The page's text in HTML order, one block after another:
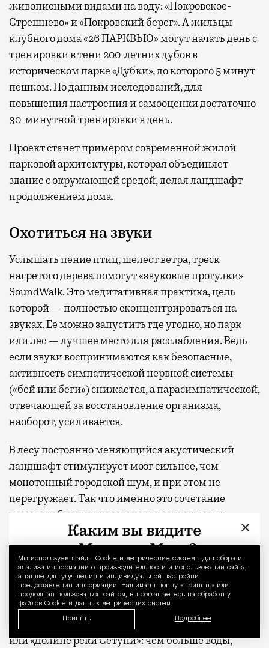
Уведомление
Мы используем файлы Сookie и метрические системы для сбора и
анализа информации о производительности и использовании сайта,
а также для улучшения и индивидуальной настройки
предоставления информации. Нажимая кнопку «Принять» или
продолжая пользоваться сайтом, вы соглашаетесь на обработку
файлов Cookie и данных метрических систем.
Принять Подробнее
живописными видами на воду: «Покровское-
Стрешнево» и «Покровский берег». А жильцы
клубного дома «26 ПАРКВЬЮ» могут начать день с
тренировки в тени 200-летних дубов в
историческом парке «Дубки», до которого 5 минут
пешком. По данным исследований, для
повышения настроения и самооценки достаточно
30-минутной тренировки в день.
Проект станет примером современной жилой
парковой архитектуры, которая объединяет
здание с окружающей средой, делая ландшафт
продолжением дома.
Охотиться на звуки
Услышать пение птиц, шелест ветра, треск
нагретого дерева помогут «звуковые прогулки»
SoundWalk. Это медитативная практика, цель
которой — полностью сконцентрироваться на
звуках. Ее можно запустить где угодно, но парк
или лес — лучшее место для расслабления. Ведь
если звуки воспринимаются как безопасные,
активность симпатической нервной системы
(«бей или беги») снижается, а парасимпатической,
отвечающей за восстановление организма,
наоборот, усиливается.
В лесу постоянно меняющийся акустический
ландшафт стимулирует мозг сильнее, чем
монотонный городской шум, и при этом не
перегружает. Так что именно это сочетание
помогает быстрее восстанавливаться после
умственного напряжения.
Для тренировки активного слушания по очереди
выбирайте один звук — птиц, воду, листву — и
удерживайте внимание на нем несколько минут.
Пробовать можно в «Покровском-Стрешнево»,
Тимирязевском лесу, Главном ботаническом саду
или «Долине реки Сетуни»: чем больше воды,
×